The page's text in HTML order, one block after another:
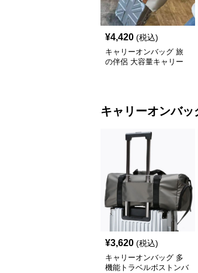
¥4,420 (税込)
キャリーオンバッグ 旅
の伴侶 大容量キャリー
キャリーオンバッ
¥3,620 (税込)
キャリーオンバッグ 多
機能トラベルボストンバ